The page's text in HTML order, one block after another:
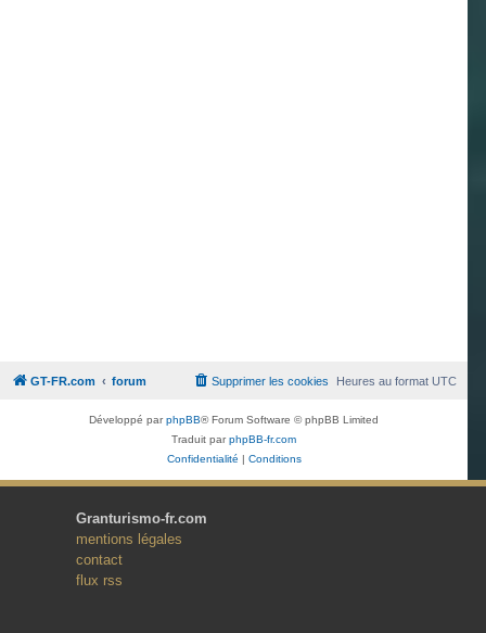
GT-FR.com forum Heures au formatUTC
Supprimer les cookies
Développé parphpBB® Forum Software © phpBB Limited
Traduit parphpBB-fr.com
Confidentialité
Conditions
Granturismo-fr.com
mentions légales
contact
flux rss